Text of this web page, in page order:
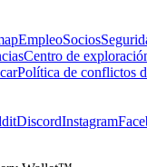
EmpleoSocios
Centro de
Política de conflictos
DiscordInstagram